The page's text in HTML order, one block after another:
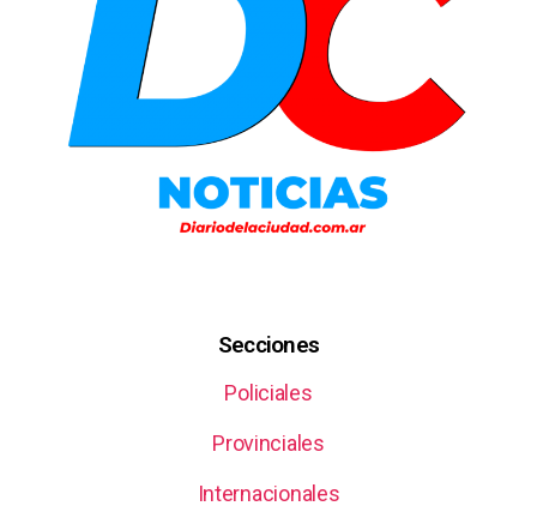
Secciones
Policiales
Provinciales
Internacionales